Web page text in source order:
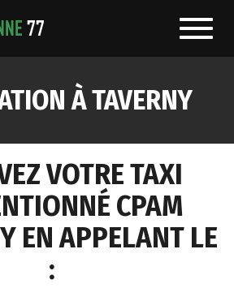
À TAVERNY
VOTRE TAXI
CPAM
EN APPELANT LE
: